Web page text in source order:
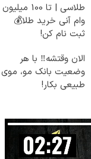
طلاسی | تا 100 میلیون
وام آنی خرید طلا💰
ثبت نام کن!
الان وقتشه‼️ با هر
وضعیت بانک مو، موی
طبیعی بکار!